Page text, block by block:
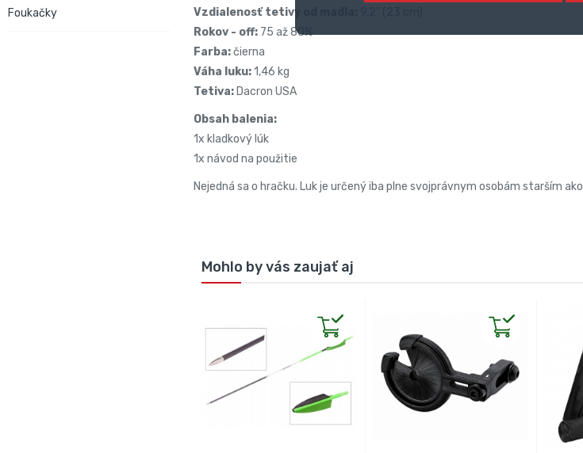
Foukačky
Vzdialenosť tetivy od madla:
Rokov - off: 75 až 80%
Farba:čierna
Váha luku:1,46 kg
Tetiva: Dacron USA
Obsah balenia:
1x kladkový lúk
1x návod na použitie
Nejedná sa o hračku. Luk je určený iba plne svojprávnym osobám starším
Mohlo by vás zaujať aj